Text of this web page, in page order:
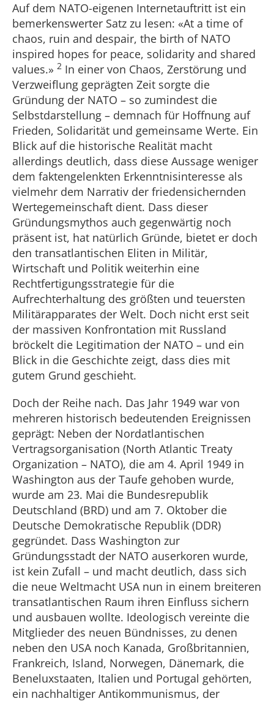
Auf dem NATO-eigenen Internetauftritt ist ein
bemerkenswerter Satz zu lesen: «At a time of
chaos, ruin and despair, the birth of NATO
inspired hopes for peace, solidarity and shared
values.» 2 In einer von Chaos, Zerstörung und
Verzweiflung geprägten Zeit sorgte die
Gründung der NATO – so zumindest die
Selbstdarstellung – demnach für Hoffnung auf
Frieden, Solidarität und gemeinsame Werte. Ein
Blick auf die historische Realität macht
allerdings deutlich, dass diese Aussage weniger
dem faktengelenkten Erkenntnisinteresse als
vielmehr dem Narrativ der friedensichernden
Wertegemeinschaft dient. Dass dieser
Gründungsmythos auch gegenwärtig noch
präsent ist, hat natürlich Gründe, bietet er doch
den transatlantischen Eliten in Militär,
Wirtschaft und Politik weiterhin eine
Rechtfertigungsstrategie für die
Aufrechterhaltung des größten und teuersten
Militärapparates der Welt. Doch nicht erst seit
der massiven Konfrontation mit Russland
bröckelt die Legitimation der NATO – und ein
Blick in die Geschichte zeigt, dass dies mit
gutem Grund geschieht.
Doch der Reihe nach. Das Jahr 1949 war von
mehreren historisch bedeutenden Ereignissen
geprägt: Neben der Nordatlantischen
Vertragsorganisation (North Atlantic Treaty
Organization – NATO), die am 4. April 1949 in
Washington aus der Taufe gehoben wurde,
wurde am 23. Mai die Bundesrepublik
Deutschland (BRD) und am 7. Oktober die
Deutsche Demokratische Republik (DDR)
gegründet. Dass Washington zur
Gründungsstadt der NATO auserkoren wurde,
ist kein Zufall – und macht deutlich, dass sich
die neue Weltmacht USA nun in einem breiteren
transatlantischen Raum ihren Einfluss sichern
und ausbauen wollte. Ideologisch vereinte die
Mitglieder des neuen Bündnisses, zu denen
neben den USA noch Kanada, Großbritannien,
Frankreich, Island, Norwegen, Dänemark, die
Beneluxstaaten, Italien und Portugal gehörten,
ein nachhaltiger Antikommunismus, der